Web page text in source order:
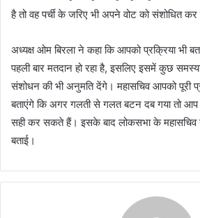
है तो वह पर्ची के जरिए भी अपने वोट को संशोधित
अध्यक्ष ओम बिरला ने कहा कि आपको प्रक्रिया भी
पहली बार मतदान हो रहा है, इसलिए इसमें कुछ
संशोधन की भी अनुमति देंगे। महासचिव आपको पूरी
बताएंगे कि अगर गलती से गलत बटन दब गया तो आप
सही कर सकते हैं। इसके बाद लोकसभा के महासचिव
बताई।